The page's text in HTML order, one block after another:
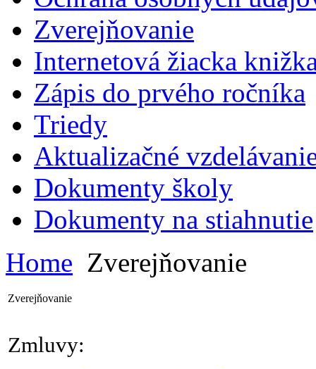
Zverejňovanie
Internetová žiacka
Zápis do prvého ročníka
Triedy
Aktualizačné
Dokumenty školy
Dokumenty na stiahnutie
Home Zverejňovanie
Zverejňovanie
Zmluvy: